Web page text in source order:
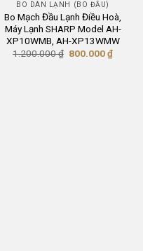
BO DÀN LẠNH (BO ĐẦU)
Bo Mạch Đầu Lạnh Điều Hoà,
Máy Lạnh SHARP Model AH-
XP10WMB, AH-XP13WMW
1.200.000₫ Giá
800.000₫Giá